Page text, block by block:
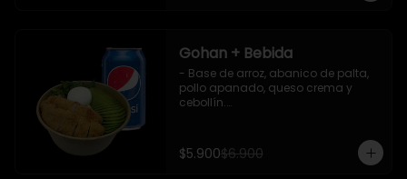
Gohan + Bebida
- Base de arroz, abanico de palta,
pollo apanado, queso crema y
cebollín.
**Imagen Referencial**
$5.900$6.900